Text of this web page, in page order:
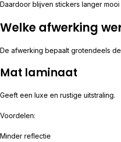
Daardoor blijven stickers langer
Welke afwerking
De afwerking bepaalt grotendeels
Mat laminaat
Geeft een luxe en rustige uitstraling.
Voordelen:
Minder reflectie